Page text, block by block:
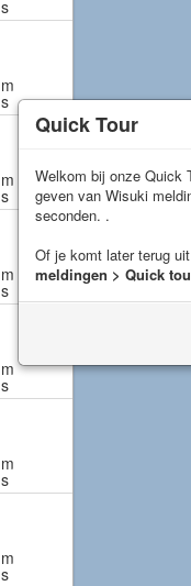
s
m
s
m
s
m
s
m
s
m
s
m
s
Quick Tour
Welkom bij onze Quick
geven van Wisuki
seconden. .
Of je komt later terug
meldingen > Quick